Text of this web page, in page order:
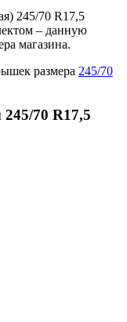
245/70 R17,5
– данную
магазина.
размера 245/70
70 R17,5